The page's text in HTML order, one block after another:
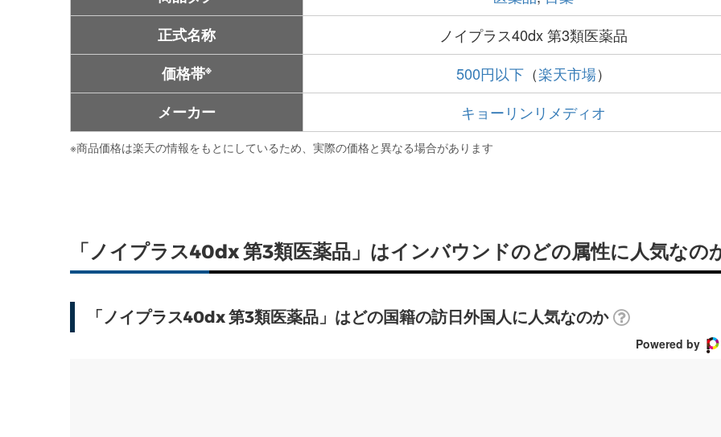
正式名称
ノイプラス40dx 第3類医薬品
価格帯※ 500円以下（楽天市場）
メーカー
キョーリンリメディオ
※商品価格は楽天の情報をもとにしているため、実際の価格と異なる場合があります
「ノイプラス40dx 第3類医薬品」はインバウンドのどの属性に人気なの
「ノイプラス40dx 第3類医薬品」はどの国籍の訪日外国人に人気なのか
Powered by